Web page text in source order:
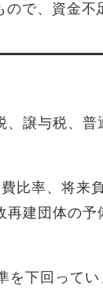
で、資金不
譲与税、普
比率、将来
再建団体の予
下回ってい